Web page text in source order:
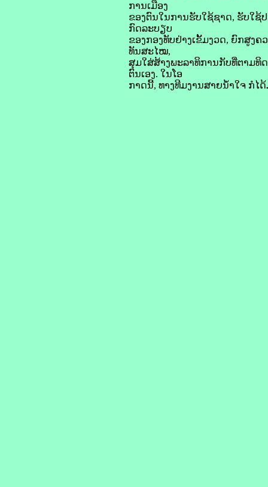
ການເມືອງ
ຂອງຕົນໃນການຮັບໃຊ້ຊາດ, ຮັບໃຊ້
ກົດລະບຽບ
ຂອງກອງທັບຢ່າງເຂັ້ມງວດ, ຍົກສູງ
ທັນສະໄໝ,
ສຸມໃສ່ສ້າງພະລາທິການກັບທີ່ຕາມທິດ
ຕົນເອງ. ໃນໂອ
ກາດນີ້, ທາງທີມງານສາຍນ້ຳໃຈ ກໍ